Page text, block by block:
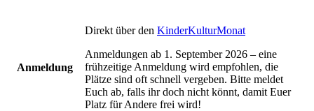
Anmeldung
Direkt über den KinderKulturMonat
Anmeldungen ab 1. September 2026 – eine
frühzeitige Anmeldung wird empfohlen, die
Plätze sind oft schnell vergeben. Bitte meldet
Euch ab, falls ihr doch nicht könnt, damit Euer
Platz für Andere frei wird!